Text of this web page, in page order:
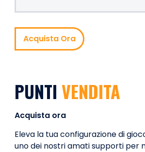
Acquista Ora
PUNTI VENDITA
Acquista ora
Eleva la tua configurazione di
uno dei nostri amati supporti per